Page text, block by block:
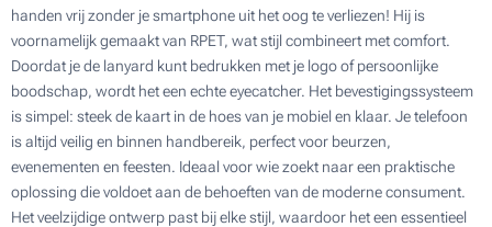
handen vrij zonder je smartphone uit het oog te verliezen! Hij is
voornamelijk gemaakt van RPET, wat stijl combineert met comfort.
Doordat je de lanyard kunt bedrukken met je logo of persoonlijke
boodschap, wordt het een echte eyecatcher. Het bevestigingssysteem
is simpel: steek de kaart in de hoes van je mobiel en klaar. Je telefoon
is altijd veilig en binnen handbereik, perfect voor beurzen,
evenementen en feesten. Ideaal voor wie zoekt naar een praktische
oplossing die voldoet aan de behoeften van de moderne consument.
Het veelzijdige ontwerp past bij elke stijl, waardoor het een essentieel